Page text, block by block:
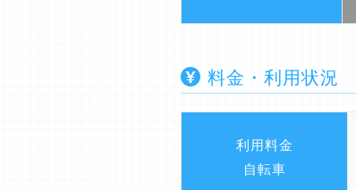
料金・利用状況
利用料金
自転車